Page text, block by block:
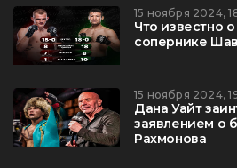
15 ноября 2024,
Что известно
сопернике
15 ноября 2024,
Дана Уайт
заявлением о
Рахмонова